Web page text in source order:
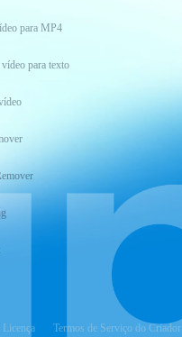
para MP4
para texto
Licença Termos de Serviço do Criador